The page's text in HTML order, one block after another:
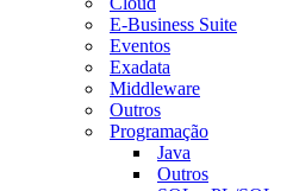
E-Business Suite
Eventos
Exadata
Middleware
Outros
Programação
Java
Outros